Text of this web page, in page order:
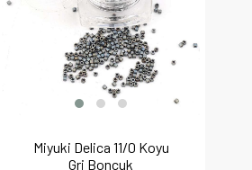
Miyuki Delica 11/0 Koyu
Gri Boncuk